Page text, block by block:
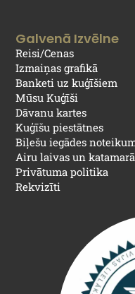
Galvenā Izvēlne
Reisi/Cenas
Izmaiņas grafikā
Banketi uz kuģīšiem
Mūsu Kuģīši
Dāvanu kartes
Kuģīšu piestātnes
Biļešu iegādes
Airu laivas un
Privātuma politika
Rekvizīti